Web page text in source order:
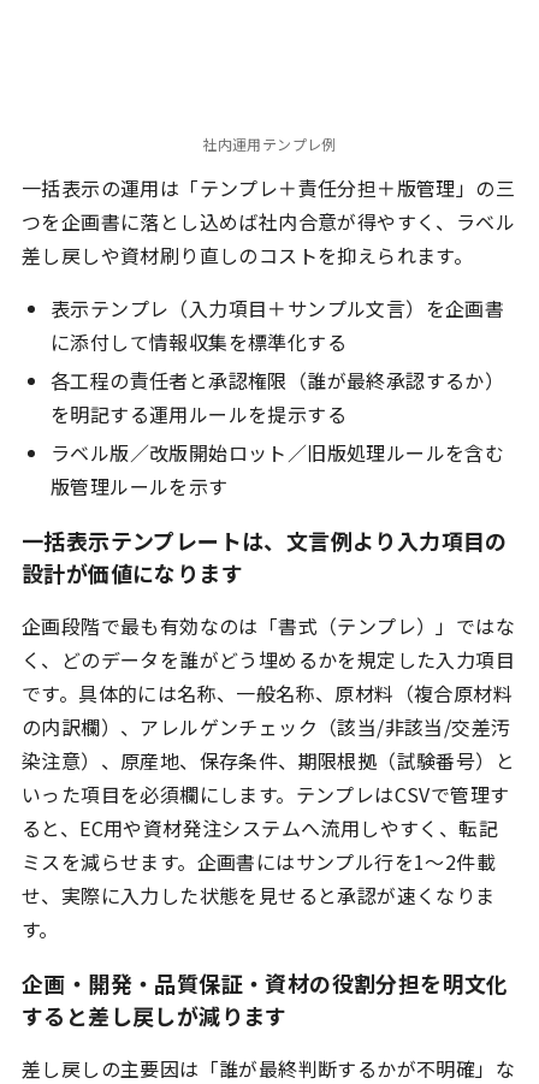
社内運用テンプレ例
一括表示の運用は「テンプレ＋責任分担＋版管理」の三
つを企画書に落とし込めば社内合意が得やすく、ラベル
差し戻しや資材刷り直しのコストを抑えられます。
表示テンプレ（入力項目＋サンプル文言）を企画書
に添付して情報収集を標準化する
各工程の責任者と承認権限（誰が最終承認するか）
を明記する運用ルールを提示する
ラベル版／改版開始ロット／旧版処理ルールを含む
版管理ルールを示す
一括表示テンプレートは、文言例より入力項目の
設計が価値になります
企画段階で最も有効なのは「書式（テンプレ）」ではな
く、どのデータを誰がどう埋めるかを規定した入力項目
です。具体的には名称、一般名称、原材料（複合原材料
の内訳欄）、アレルゲンチェック（該当/非該当/交差汚
染注意）、原産地、保存条件、期限根拠（試験番号）と
いった項目を必須欄にします。テンプレはCSVで管理す
ると、EC用や資材発注システムへ流用しやすく、転記
ミスを減らせます。企画書にはサンプル行を1〜2件載
せ、実際に入力した状態を見せると承認が速くなりま
す。
企画・開発・品質保証・資材の役割分担を明文化
すると差し戻しが減ります
差し戻しの主要因は「誰が最終判断するかが不明確」な